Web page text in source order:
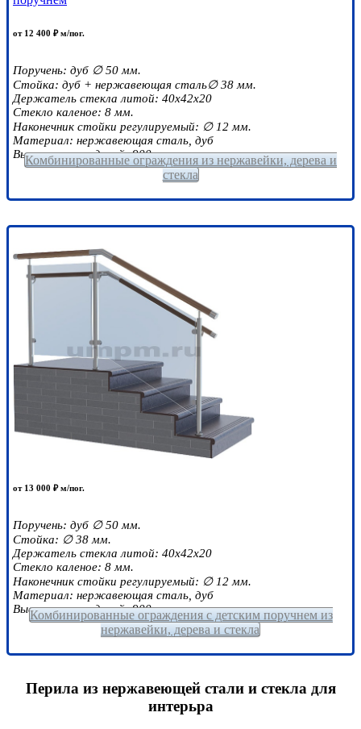
от 12 400 ₽ м/пог.
Поручень: дуб ∅ 50 мм.
Стойка: дуб + нержавеющая сталь∅ 38 мм.
Держатель стекла литой: 40х42х20
Стекло каленое: 8 мм.
Наконечник стойки регулируемый: ∅ 12 мм.
Материал: нержавеющая сталь, дуб
Высота ограждений: 900 мм.
Комбинированные ограждения из нержавейки, дерева и
стекла
от 13 000 ₽ м/пог.
Поручень: дуб ∅ 50 мм.
Стойка: ∅ 38 мм.
Держатель стекла литой: 40х42х20
Стекло каленое: 8 мм.
Наконечник стойки регулируемый: ∅ 12 мм.
Материал: нержавеющая сталь, дуб
Высота ограждений: 900 мм.
Комбинированные ограждения с детским поручнем из
нержавейки, дерева и стекла
Перила из нержавеющей стали и стекла для
интерьра